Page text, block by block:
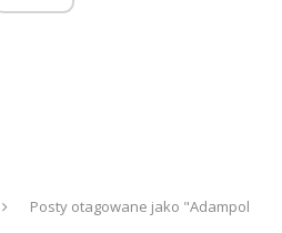
Posty otagowane jako "Adampol